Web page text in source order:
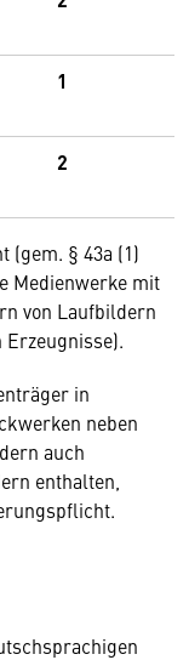
1
2
§ 43a (1)
Medienwerke mit
von Laufbildern
in
neben
auch
enthalten,